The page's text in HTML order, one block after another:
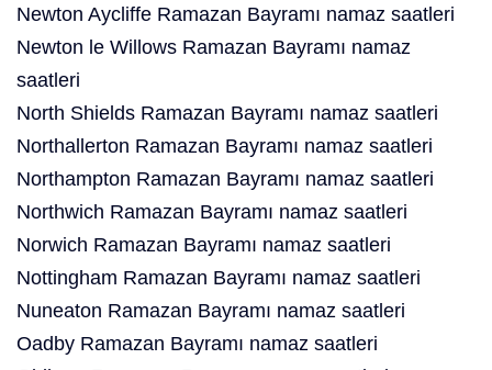
Newton Aycliffe Ramazan Bayramı namaz saatleri
Newton le Willows Ramazan Bayramı namaz
saatleri
North Shields Ramazan Bayramı namaz saatleri
Northallerton Ramazan Bayramı namaz saatleri
Northampton Ramazan Bayramı namaz saatleri
Northwich Ramazan Bayramı namaz saatleri
Norwich Ramazan Bayramı namaz saatleri
Nottingham Ramazan Bayramı namaz saatleri
Nuneaton Ramazan Bayramı namaz saatleri
Oadby Ramazan Bayramı namaz saatleri